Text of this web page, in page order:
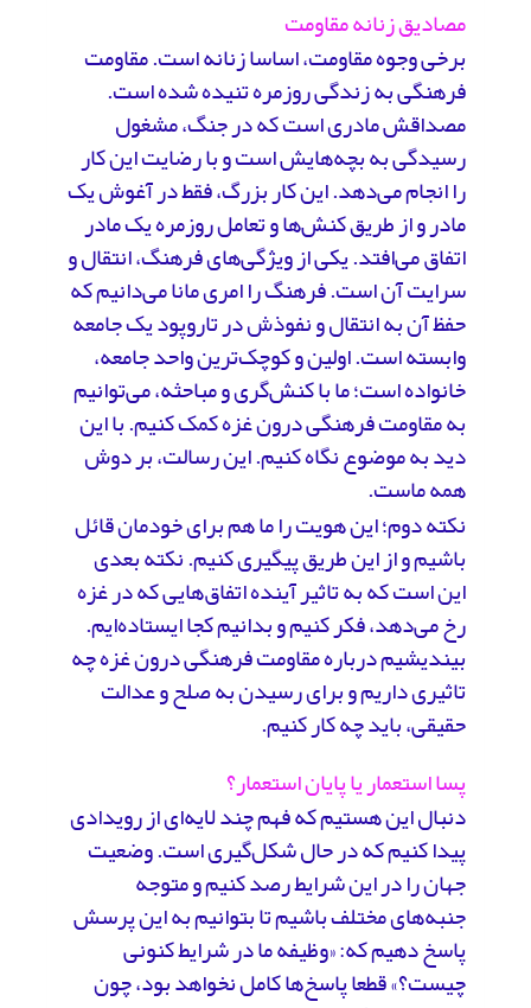
مصادیق زنانه مقاومت
برخی وجوه مقاومت، اساسا زنانه است. مقاومت
فرهنگی به زندگی روزمره تنیده شده است.
مصداقش مادری است که در جنگ، مشغول
رسیدگی به بچه‌هایش است و با رضایت این کار
را انجام می‌دهد. این‌ کار بزرگ، فقط در آغوش یک
مادر و از طریق کنش‌ها و تعامل روزمره یک مادر
اتفاق می‌افتد. یکی از ویژگی‌های فرهنگ، انتقال و
سرایت آن است. فرهنگ را امری مانا می‌دانیم که
حفظ آن به انتقال و نفوذش در تاروپود یک جامعه
وابسته است. اولین و کوچک‌ترین واحد جامعه،
خانواده است؛ ما با کنش‌‌گری و مباحثه، می‌توانیم
به مقاومت فرهنگی درون غزه کمک کنیم. با این
دید به موضوع نگاه کنیم. این رسالت، بر دوش
همه ماست.
نکته دوم؛ این هویت را ما هم برای خودمان قائل
باشیم و از این طریق پیگیری کنیم. نکته بعدی
این است که به تاثیر آینده اتفاق‌هایی که در غزه
رخ می‌دهد، فکر کنیم و بدانیم کجا ایستاده‌ایم.
بیندیشیم درباره مقاومت فرهنگی درون غزه چه
تاثیری داریم و برای رسیدن به صلح و عدالت
حقیقی، باید چه کار کنیم.
پسا استعمار یا پایان استعمار؟
دنبال این هستیم که فهم چند لایه‌ای از رویدادی
پیدا کنیم که در حال شکل‌گیری است. وضعیت
جهان را در این شرایط رصد کنیم و متوجه
جنبه‌های مختلف باشیم تا بتوانیم به این پرسش
پاسخ دهیم که: «وظیفه ما در شرایط کنونی
چیست؟» قطعا پاسخ‌ها کامل نخواهد بود، چون